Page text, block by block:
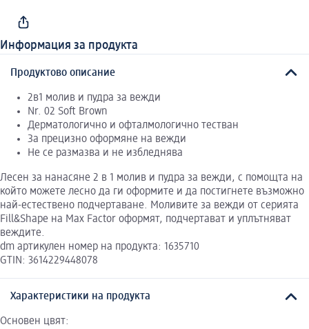
Информация за продукта
Продуктово описание
2в1 молив и пудра за вежди
Nr. 02 Soft Brown
Дерматологично и офталмологично тестван
За прецизно оформяне на вежди
Не се размазва и не избледнява
Лесен за нанасяне 2 в 1 молив и пудра за вежди, с помощта на
който можете лесно да ги оформите и да постигнете възможно
най-естествено подчертаване. Моливите за вежди от серията
Fill&Shape на Max Factor oформят, подчертават и уплътняват
веждите.
dm артикулен номер на продукта: 1635710
GTIN: 3614229448078
Характеристики на продукта
Основен цвят: